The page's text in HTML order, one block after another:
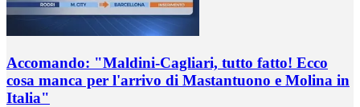
Accomando: "Maldini-Cagliari, tutto fatto! Ecco
cosa manca per l'arrivo di Mastantuono e Molina in
Italia"